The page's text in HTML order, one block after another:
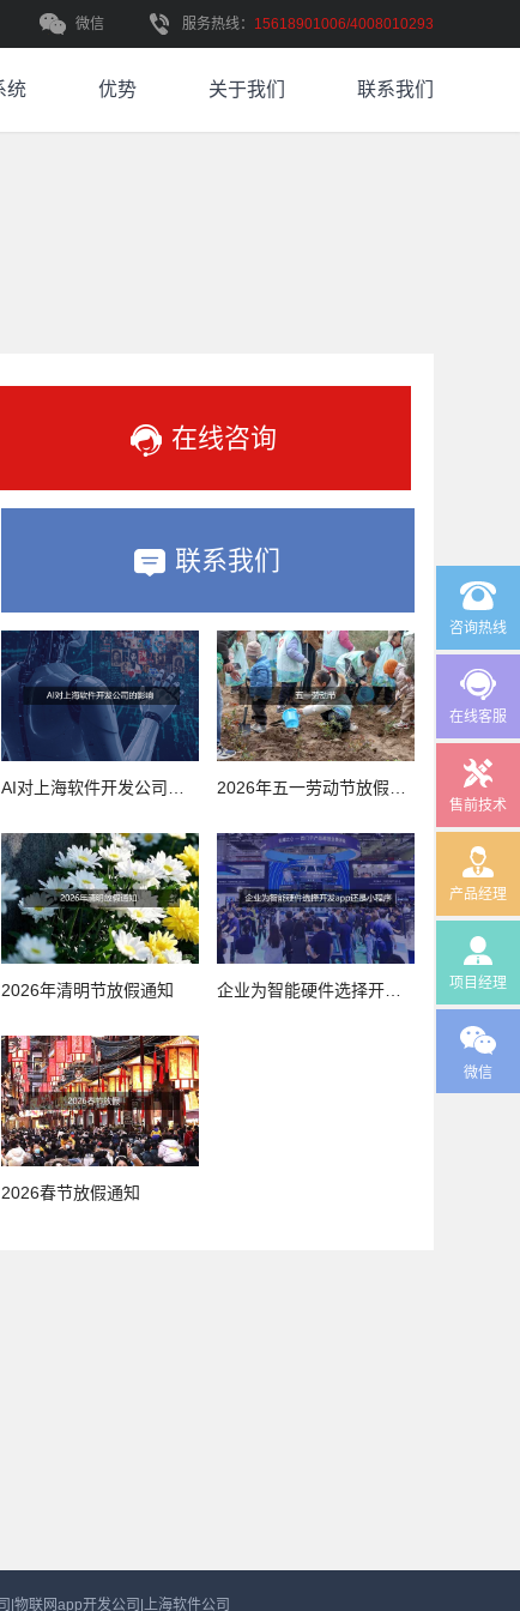
微信 服务热线： 15618901006/4008010293
统 优势 关于我们 联系我们
在线咨询
联系我们
2026年清明节放假通知 企业为智能硬件选择开发app还是小程序
2026春节放假通知
咨询热线
在线客服
售前技术
产品经理
项目经理
微信
|物联网app开发公司|上海软件公司